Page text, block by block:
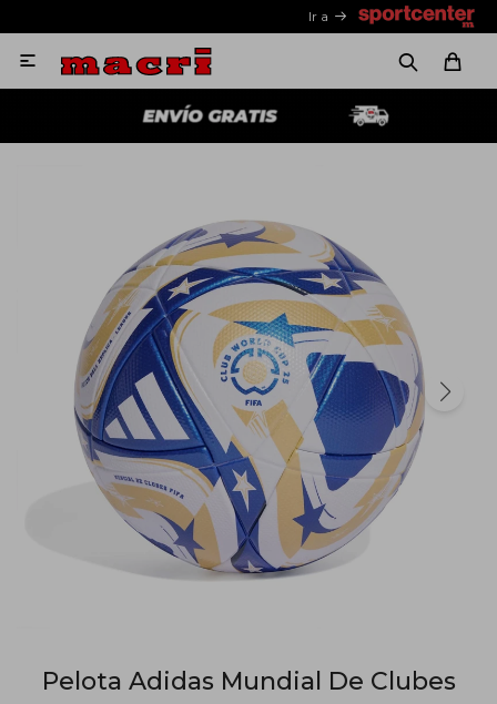
Ir a

Pelota Adidas Mundial De Clubes